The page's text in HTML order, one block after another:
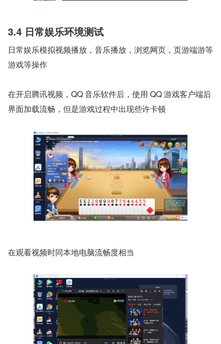
3.4 日常娱乐环境测试
日常娱乐模拟视频播放，音乐播放，浏览网页，页游端游等
游戏等操作
在开启腾讯视频，QQ 音乐软件后，使用 QQ 游戏客户端后
界面加载流畅，但是游戏过程中出现些许卡顿
在观看视频时同本地电脑流畅度相当